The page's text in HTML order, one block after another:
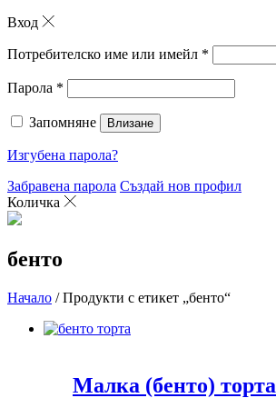
Вход
Потребителско име или имейл *
Парола *
Запомняне Влизане
Изгубена парола?
Забравена парола Създай нов профил
Количка
бенто
Начало / Продукти с етикет „бенто“
Малка (бенто) торта